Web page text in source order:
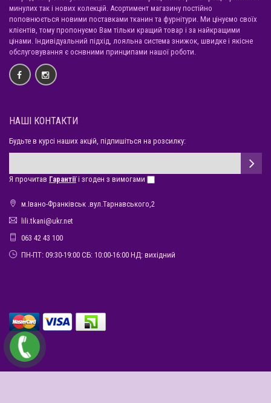
минулих так і нових колекцій. Асортимент магазину постійно
поповнюється новими поставками тканин та фурнітури. Ми цінуємо своїх
клієнтів, тому пропонуємо Вам тільки кращий товар і за найкращими
цінами. Індивідуальний підхід, лояльна система знижок, швидке і якісне
обслуговування є оснвними принципами нашої роботи.
НАШІ КОНТАКТИ
Будьте в курсі наших акцій, підпишіться на розсилку:
Я прочитав Гарантіїі згоден з вимогами
м.Івано-Франківськ .вул.Тарнавського,2
lili.tkani@ukr.net
063 42 43 100
ПН-ПТ: 09:30-19:00 СБ: 10:00-16:00 НД: вихідний